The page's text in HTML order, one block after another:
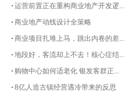
运营前置正在重构商业地产开发逻...
商业地产动线设计全策略
商业项目扎堆上马，跳出内卷的差...
地段好，客流却上不去！核心症结...
购物中心如何适老化 银发客群正...
8亿人造古镇经营遇冷带来的反思